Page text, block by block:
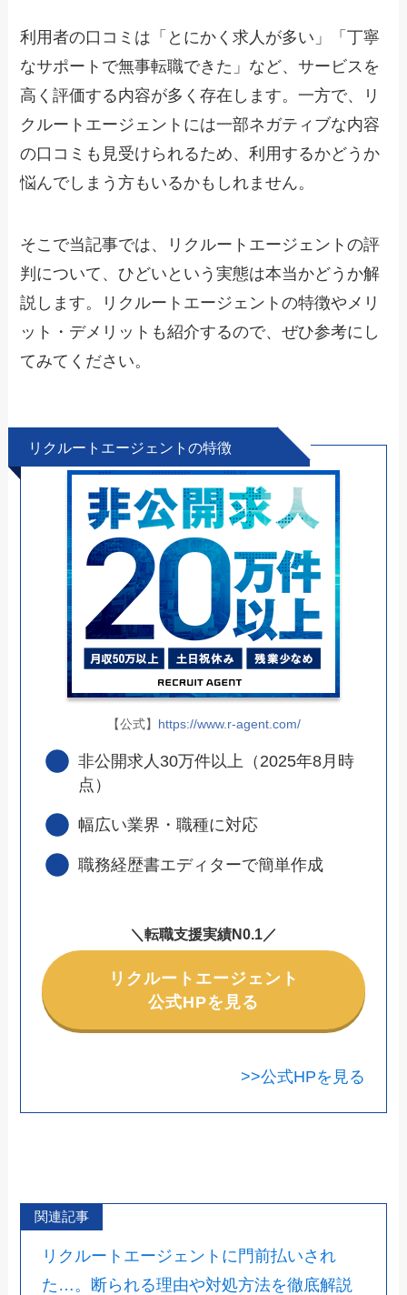
利用者の口コミは「とにかく求人が多い」「丁寧
なサポートで無事転職できた」など、サービスを
高く評価する内容が多く存在します。一方で、リ
クルートエージェントには一部ネガティブな内容
の口コミも見受けられるため、利用するかどうか
悩んでしまう方もいるかもしれません。
そこで当記事では、リクルートエージェントの評
判について、ひどいという実態は本当かどうか解
説します。リクルートエージェントの特徴やメリ
ット・デメリットも紹介するので、ぜひ参考にし
てみてください。
リクルートエージェントの特徴
【公式】 https://www.r-agent.com/
非公開求人30万件以上（2025年8月時
点）
幅広い業界・職種に対応
職務経歴書エディターで簡単作成
＼転職支援実績N0.1／
リクルートエージェント
公式HPを見る
>>公式HPを見る
関連記事
リクルートエージェントに門前払いされ
た…。断られる理由や対処方法を徹底解説